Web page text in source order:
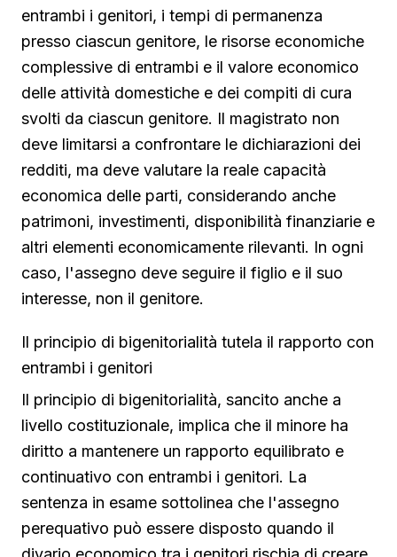
entrambi i genitori, i tempi di permanenza
presso ciascun genitore, le risorse economiche
complessive di entrambi e il valore economico
delle attività domestiche e dei compiti di cura
svolti da ciascun genitore. Il magistrato non
deve limitarsi a confrontare le dichiarazioni dei
redditi, ma deve valutare la reale capacità
economica delle parti, considerando anche
patrimoni, investimenti, disponibilità finanziarie e
altri elementi economicamente rilevanti. In ogni
caso, l'assegno deve seguire il figlio e il suo
interesse, non il genitore.
Il principio di bigenitorialità tutela il rapporto con
entrambi i genitori
Il principio di bigenitorialità, sancito anche a
livello costituzionale, implica che il minore ha
diritto a mantenere un rapporto equilibrato e
continuativo con entrambi i genitori. La
sentenza in esame sottolinea che l'assegno
perequativo può essere disposto quando il